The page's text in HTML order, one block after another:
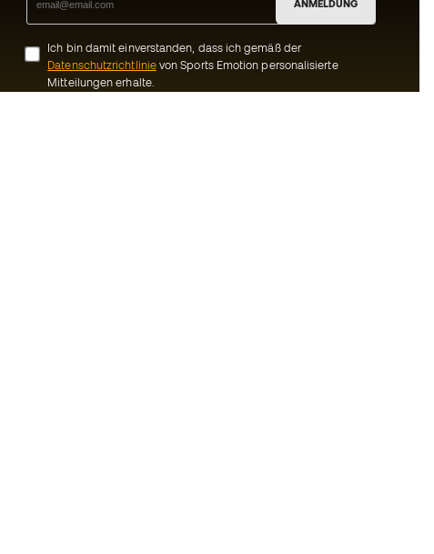
ANMELDUNG
Ich bin damit einverstanden, dass ich gemäß der
Datenschutzrichtlinievon Sports Emotion personalisierte
Mitteilungen erhalte.